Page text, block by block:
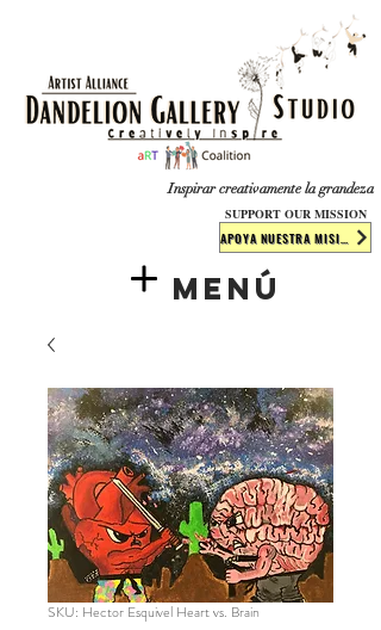
​​​Inspirar creativamente la grandeza
Menú
SUPPORT OUR MISSION
SKU: Hector Esquivel Heart vs. Brain